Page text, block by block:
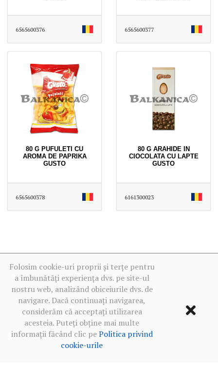
6565600376 6565600377
80 G PUFULETI CU
AROMA DE PAPRIKA
GUSTO
6565600378
80 G ARAHIDE IN
CIOCOLATA CU LAPTE
GUSTO
6161300023
Folosim cookie-uri proprii și terțe pentru
a îmbunătăți experiența dvs. pe site-ul
nostru web, analizând obiceiurile dvs. de
navigare. Dacă continuați navigarea,
considerăm că acceptați utilizarea
acesteia. Puteți obține mai multe
informații făcând clic pePolitica privind
cookie-urile